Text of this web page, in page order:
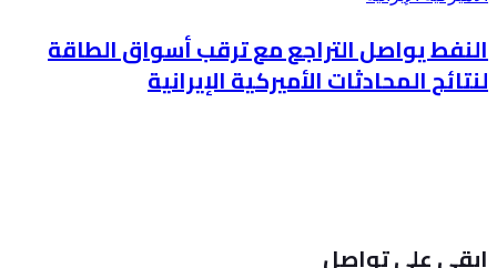
النفط يواصل التراجع مع ترقب أسواق الطاقة
لنتائج المحادثات الأميركية الإيرانية
ابقى على تواصل